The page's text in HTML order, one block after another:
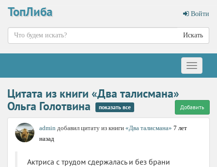
ТопЛиба Войти
Искать
Меню
Цитата из книги «Два талисмана»
Ольга Голотвина
показать все Добавить
admin добавил цитату из книги «Два талисмана» 7 лет
назад
Актриса с трудом сдержалась и без брани